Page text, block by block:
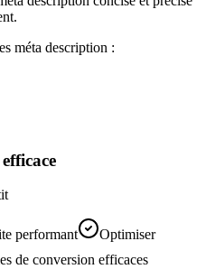
méta description :
performant
Optimiser
de conversion efficaces